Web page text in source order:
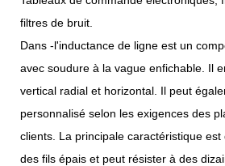
filtres de bruit.
Dans -l'inductance de ligne est un
avec soudure à la vague enfichable. Il
vertical radial et horizontal. Il peut
personnalisé selon les exigences des
clients. La principale caractéristique
des fils épais et peut résister à des